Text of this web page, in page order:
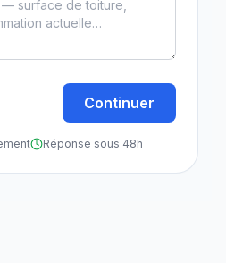
Continuer
Réponse sous 48h